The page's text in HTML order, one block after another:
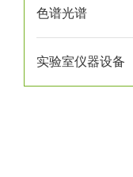
色谱光谱
实验室仪器设备